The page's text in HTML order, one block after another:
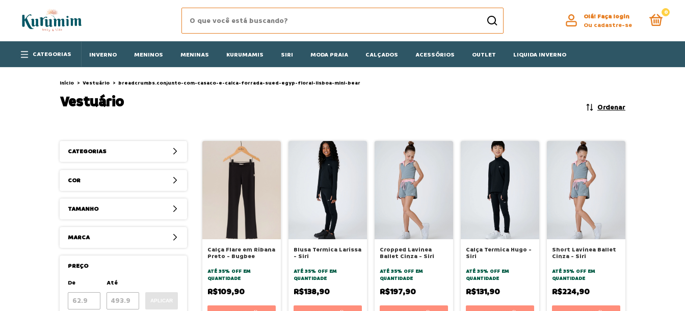
Olá! Faça login
Ou cadastre-se
0
CATEGORIAS INVERNO MENINOS MENINAS KURUMAMIS SIRI MODA PRAIA CALÇADOS ACESSÓRIOS OUTLET LIQUIDA INVERNO
Início > Vestuário > breadcrumbs.conjunto-com-casaco-e-calca-forrada-sued-egyp-floral-lisboa-mini-bear
Vestuário Ordenar
CATEGORIAS
COR
TAMANHO
MARCA
PREÇO
De
Até
APLICAR
Calça Flare em Ribana
Preto - Bugbee
ATÉ 35% OFF EM
QUANTIDADE
R$109,90
Blusa Termica Larissa
- Siri
ATÉ 35% OFF EM
QUANTIDADE
R$138,90
Cropped Lavinea
Ballet Cinza - Siri
ATÉ 35% OFF EM
QUANTIDADE
R$197,90
Calça Termica Hugo -
Siri
ATÉ 35% OFF EM
QUANTIDADE
R$131,90
Short Lavinea Ballet
Cinza - Siri
ATÉ 35% OFF EM
QUANTIDADE
R$224,90